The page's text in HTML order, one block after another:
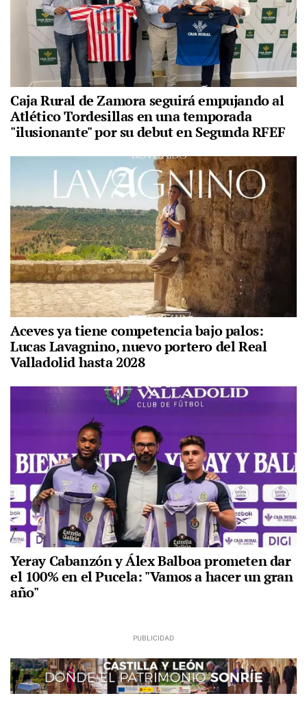
Caja Rural de Zamora seguirá empujando al
Atlético Tordesillas en una temporada
"ilusionante" por su debut en Segunda RFEF
Aceves ya tiene competencia bajo palos:
Lucas Lavagnino, nuevo portero del Real
Valladolid hasta 2028
Yeray Cabanzón y Álex Balboa prometen dar
el 100% en el Pucela: "Vamos a hacer un gran
año"